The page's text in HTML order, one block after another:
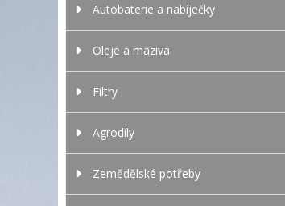
Autobaterie a nabíječky
Oleje a maziva
Filtry
Agrodíly
Zemědělské potřeby